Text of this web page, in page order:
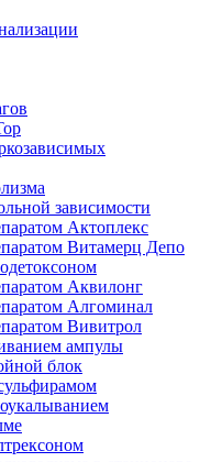
зависимости
Актоплекс
Витамерц Депо
Аквилонг
Алгоминал
Вивитрол
ампулы
блок